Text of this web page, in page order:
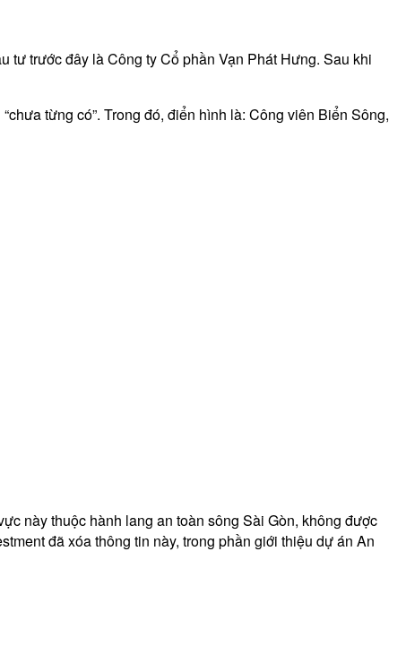
tư trước đây là Công ty Cổ phần Vạn Phát Hưng. Sau khi
từng có”. Trong đó, điển hình là: Công viên Biển Sông,
này thuộc hành lang an toàn sông Sài Gòn, không được
đã xóa thông tin này, trong phần giới thiệu dự án An